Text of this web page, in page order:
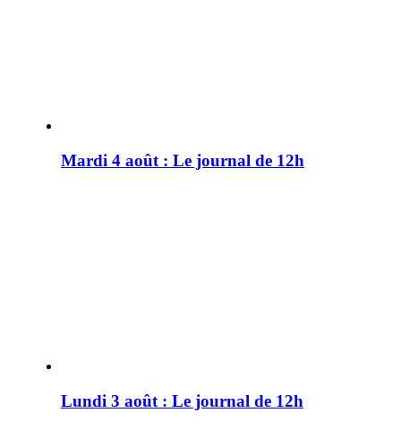
Mardi 4 août : Le journal de 12h
Lundi 3 août : Le journal de 12h